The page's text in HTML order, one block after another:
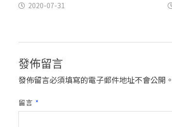
2020-07-31
發佈留言
發佈留言必須填寫的電子郵件地址不會公開。
留言 *